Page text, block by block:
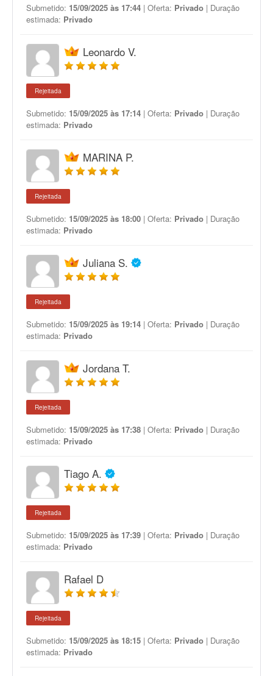
Submetido: 15/09/2025 às 17:44 | Oferta: Privado | Duração
estimada: Privado
Leonardo V.
Rejeitada
Submetido: 15/09/2025 às 17:14 | Oferta: Privado | Duração
estimada: Privado
MARINA P.
Rejeitada
Submetido: 15/09/2025 às 18:00 | Oferta: Privado | Duração
estimada: Privado
Juliana S.
Rejeitada
Submetido: 15/09/2025 às 19:14 | Oferta: Privado | Duração
estimada: Privado
Jordana T.
Rejeitada
Submetido: 15/09/2025 às 17:38 | Oferta: Privado | Duração
estimada: Privado
Tiago A.
Rejeitada
Submetido: 15/09/2025 às 17:39 | Oferta: Privado | Duração
estimada: Privado
Rafael D
Rejeitada
Submetido: 15/09/2025 às 18:15 | Oferta: Privado | Duração
estimada: Privado